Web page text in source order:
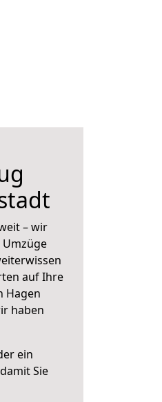
– wir
Umzüge
auf Ihre
Hagen
haben
ein
Sie